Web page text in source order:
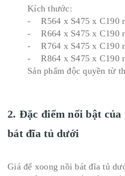
Kích thước:
- R564 x S475 x C190
- R664 x S475 x C190
- R764 x S475 x C190
- R864 x S475 x C190
Sản phẩm độc quyền từ
2. Đặc điểm nổi bật của
bát đĩa tủ dưới
Giá để xoong nồi bát đĩa tủ